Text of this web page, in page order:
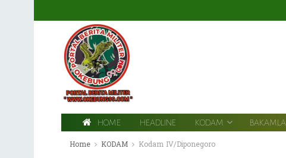
HOME HEADLINE KODAM BAKAMLA
Home KODAM Kodam IV/Diponegoro